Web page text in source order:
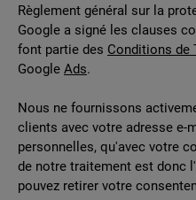
Règlement général sur la
Google a signé les clauses
font partie des Conditions de
Google Ads.
Nous ne fournissons
clients avec votre adresse e-
personnelles, qu'avec votre
de notre traitement est donc
pouvez retirer votre